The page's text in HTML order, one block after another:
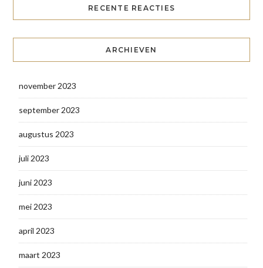
RECENTE REACTIES
ARCHIEVEN
november 2023
september 2023
augustus 2023
juli 2023
juni 2023
mei 2023
april 2023
maart 2023